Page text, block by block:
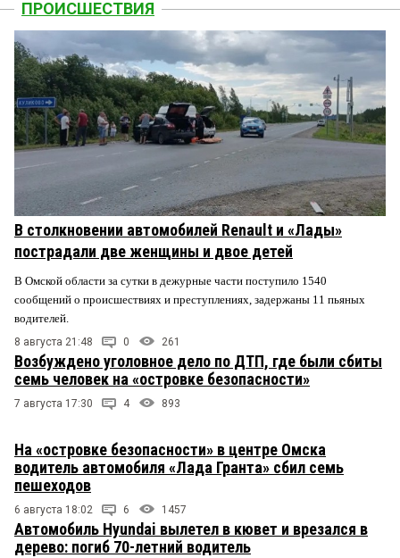
ПРОИСШЕСТВИЯ
В столкновении автомобилей Renault и «Лады»
пострадали две женщины и двое детей
В Омской области за сутки в дежурные части поступило 1540
сообщений о происшествиях и преступлениях, задержаны 11 пьяных
водителей.
8 августа 21:48 0 261
Возбуждено уголовное дело по ДТП, где были сбиты
семь человек на «островке безопасности»
7 августа 17:30 4 893
На «островке безопасности» в центре Омска
водитель автомобиля «Лада Гранта» сбил семь
пешеходов
6 августа 18:02 6 1457
Автомобиль Hyundai вылетел в кювет и врезался в
дерево: погиб 70-летний водитель